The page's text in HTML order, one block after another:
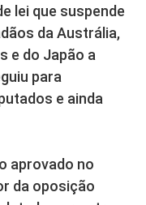
lei que suspende
da Austrália,
e do Japão a
para
e ainda
aprovado no
da oposição